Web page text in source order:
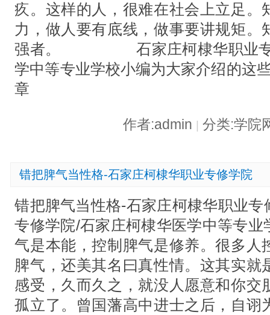
疚。这样的人，很难在社会上立足。
力，做人要有底线，做事要讲规矩。
强者。 石家庄柯棣华职业专修
学中等专业学校小编为大家介绍的这
章
作者:admin 分类:学院
错把脾气当性格-石家庄柯棣华职业专修学院
错把脾气当性格-石家庄柯棣华职业
专修学院/石家庄柯棣华医学中等专
气是本能，控制脾气是修养。很多人
脾气，还美其名曰真性情。这其实就
感受，久而久之，就没人愿意和你交
孤立了。曾国藩高中进士之后，自诩